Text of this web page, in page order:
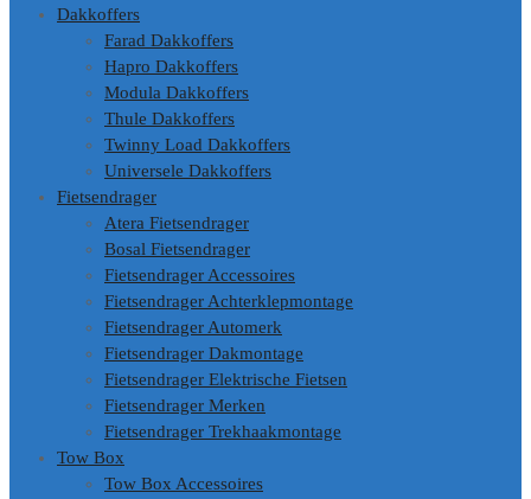
Dakkoffers
Farad Dakkoffers
Hapro Dakkoffers
Modula Dakkoffers
Thule Dakkoffers
Twinny Load Dakkoffers
Universele Dakkoffers
Fietsendrager
Atera Fietsendrager
Bosal Fietsendrager
Fietsendrager Accessoires
Fietsendrager Achterklepmontage
Fietsendrager Automerk
Fietsendrager Dakmontage
Fietsendrager Elektrische Fietsen
Fietsendrager Merken
Fietsendrager Trekhaakmontage
Tow Box
Tow Box Accessoires